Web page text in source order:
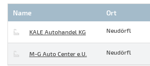
Name Ort
KALE Autohandel KG Neudörfl
M-G Auto Center e.U. Neudörfl